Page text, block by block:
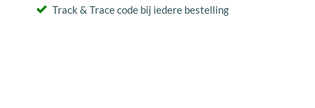
Track & Trace code bij iedere bestelling